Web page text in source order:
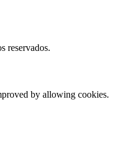
reservados.
by allowing cookies.